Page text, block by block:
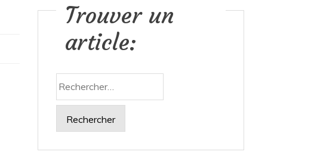
Trouver un
article: